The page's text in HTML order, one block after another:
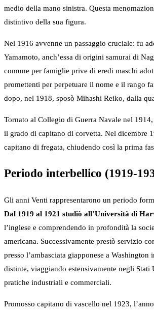
medio della mano sinistra. Questa
distintivo della sua figura.
Nel 1916 avvenne un passaggio cruciale: fu
Yamamoto, anch’essa di origini samurai di
comune per famiglie prive di eredi maschi
promettenti per perpetuare il nome e il rango
dopo, nel 1918, sposò Mihashi Reiko, dalla
Tornato al Collegio di Guerra Navale nel
il grado di capitano di corvetta. Nel dicembre
capitano di fregata, chiudendo così la prima
Periodo interbellico (1919-
Gli anni Venti rappresentarono un periodo
Dal 1919 al 1921 studiò all’Università di
l’inglese e comprendendo in profondità la
americana. Successivamente prestò servizio
presso l’ambasciata giapponese a Washington
distinte, viaggiando estensivamente negli Stati
pratiche industriali e commerciali.
Promosso capitano di vascello nel 1923,